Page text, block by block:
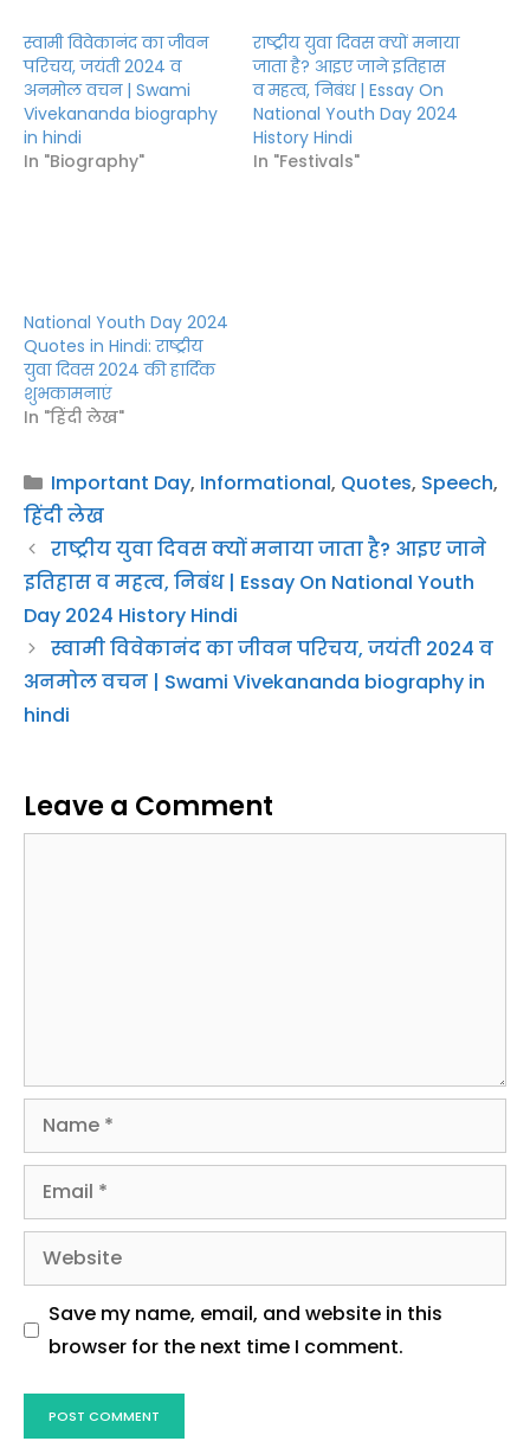
स्वामी विवेकानंद का जीवन
परिचय, जयंती 2024 व
अनमोल वचन | Swami
Vivekananda biography
in hindi
In "Biography"
राष्ट्रीय युवा दिवस क्यों मनाया
जाता है? आइए जाने इतिहास
व महत्व, निबंध | Essay On
National Youth Day 2024
History Hindi
In "Festivals"
National Youth Day 2024
Quotes in Hindi: राष्ट्रीय
युवा दिवस 2024 की हार्दिक
शुभकामनाएं
In "हिंदी लेख"
Categories
Important Day, Informational, Quotes, Speech,
हिंदी लेख
राष्ट्रीय युवा दिवस क्यों मनाया जाता है? आइए जाने
इतिहास व महत्व, निबंध | Essay On National Youth
Day 2024 History Hindi
स्वामी विवेकानंद का जीवन परिचय, जयंती 2024 व
अनमोल वचन | Swami Vivekananda biography in
hindi
Leave a Comment
Name
Email
Website
Save my name, email, and website in this
browser for the next time I comment.